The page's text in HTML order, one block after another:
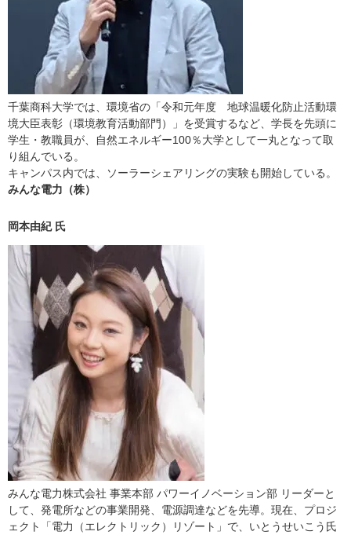
千葉商科大学では、環境省の「令和元年度 地球温暖化防止活動環
境大臣表彰（環境教育活動部門）」を受賞するなど、学長を先頭に
学生・教職員が、自然エネルギー100％大学として一丸となって取
り組んでいる。
キャンパス内では、ソーラーシェアリングの実験も開始している。
みんな電力（株）
岡本由紀 氏
みんな電力株式会社 事業本部 パワーイノベーション部 リーダーと
して、発電所などの事業開発、電源調達などを先導。現在、プロジ
ェクト「電力（エレクトリック）リゾート」で、いとうせいこう氏